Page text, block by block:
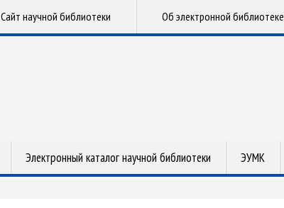
Сайт научной библиотеки Об электронной библиотеке
Электронный каталог научной библиотеки ЭУМК